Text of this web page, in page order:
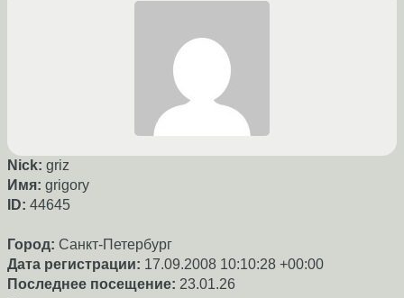
Nick: griz
Имя: grigory
ID: 44645
Город: Санкт-Петербург
Дата регистрации: 17.09.2008 10:10:28 +00:00
Последнее посещение: 23.01.26